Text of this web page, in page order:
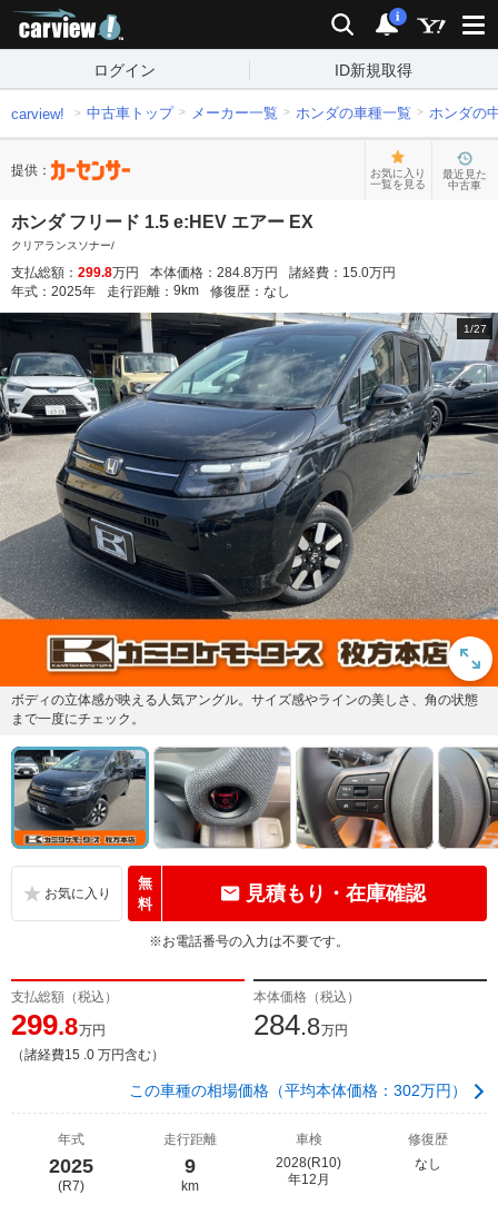
検索 通知
i
ログイン ID新規取得
carview! 中古車トップ メーカー一覧 ホンダの車種一覧 ホンダの
提供：
お気に入り
一覧を見る
最近見た
中古車
ホンダ フリード 1.5 e:HEV エアー EX
クリアランスソナー/
支払総額： 299.8万円 本体価格： 284.8万円 諸経費： 15.0万円
年式： 2025年 走行距離： 9 km 修復歴： なし
1/27
ボディの立体感が映える人気アングル。サイズ感やラインの美しさ、角の状態
まで一度にチェック。
無
料
見積もり・在庫確認
※お電話番号の入力は不要です。
支払総額（税込）
299.8万円
（諸経費15 .0 万円含む）
本体価格（税込）
284.8万円
この車種の相場価格（平均本体価格：302万円）
年式
2025
(R7)
走行距離
9
km
車検
2028(R10)
年12月
修復歴
なし